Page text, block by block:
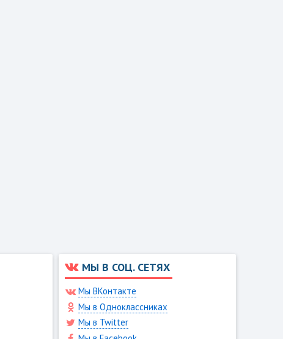
МЫ В СОЦ. СЕТЯХ
Мы ВКонтакте
Мы в Одноклассниках
Мы в Twitter